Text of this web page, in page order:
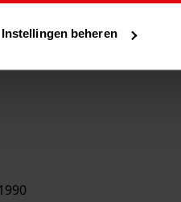
Instellingen beheren